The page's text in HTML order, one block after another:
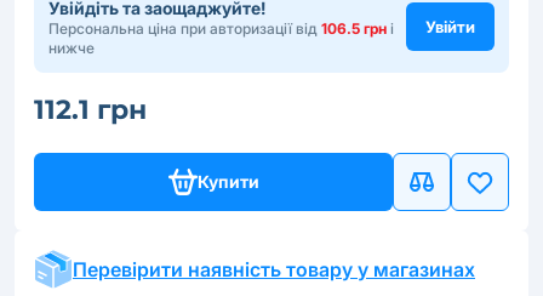
Увійдіть та заощаджуйте!
Персональна ціна при авторизації від 106.5 грн і
нижче
Увійти
112.1 грн
Купити
Перевірити наявність товару у магазинах